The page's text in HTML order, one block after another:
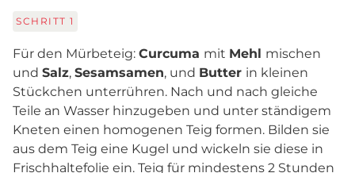
SCHRITT 1
Für den Mürbeteig: Curcuma mit Mehl mischen
und Salz, Sesamsamen, und Butter in kleinen
Stückchen unterrühren. Nach und nach gleiche
Teile an Wasser hinzugeben und unter ständigem
Kneten einen homogenen Teig formen. Bilden sie
aus dem Teig eine Kugel und wickeln sie diese in
Frischhaltefolie ein. Teig für mindestens 2 Stunden